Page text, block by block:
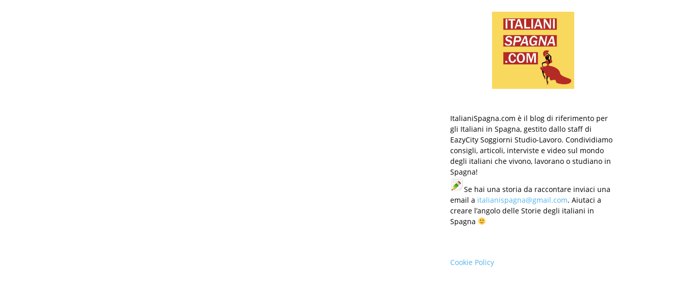
ItalianiSpagna.com è il blog di riferimento per
gli Italiani in Spagna, gestito dallo staff di
EazyCity Soggiorni Studio-Lavoro. Condividiamo
consigli, articoli, interviste e video sul mondo
degli italiani che vivono, lavorano o studiano in
Spagna!
Se hai una storia da raccontare inviaci una
email a italianispagna@gmail.com. Aiutaci a
creare l’angolo delle Storie degli italiani in
Spagna
Cookie Policy